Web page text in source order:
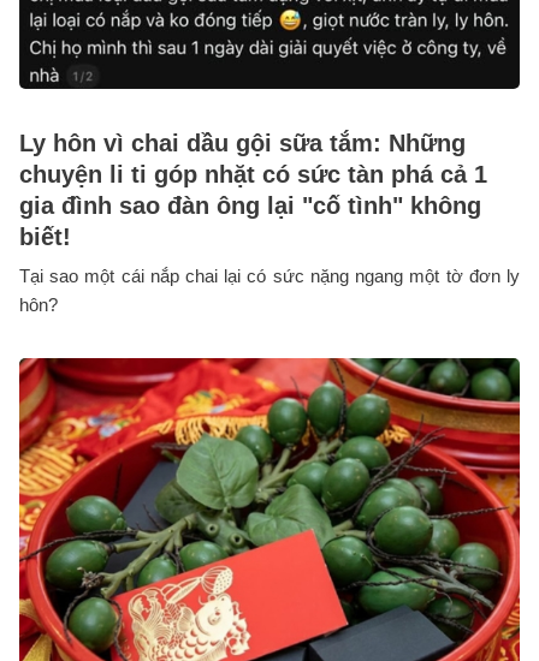
Ly hôn vì chai dầu gội sữa tắm: Những
chuyện li ti góp nhặt có sức tàn phá cả 1
gia đình sao đàn ông lại "cố tình" không
biết!
Tại sao một cái nắp chai lại có sức nặng ngang một tờ đơn ly
hôn?